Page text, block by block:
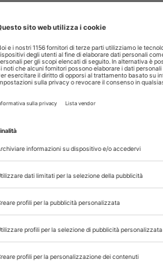
fiscale prevista
italiana su tre;
e gatti nelle case
Servizio Sanitario
e sulla prevenzione
ospitata nei
sociale e
un principio
la relazione con
nel bambino e
Il valore affettivo
mittenti – introdurre